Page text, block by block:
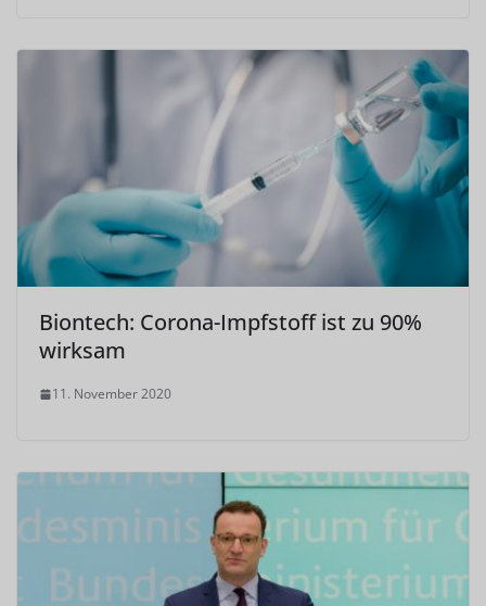
Biontech: Corona-Impfstoff ist zu 90%
wirksam
11. November 2020